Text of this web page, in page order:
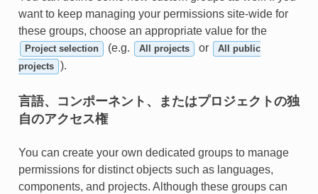
want to keep managing your permissions site-wide for
these groups, choose an appropriate value for the
Project selection (e.g. All projects or
All public
projects
).
言語、コンポーネント、またはプロジェクトの独
自のアクセス権
You can create your own dedicated groups to manage
permissions for distinct objects such as languages,
components, and projects. Although these groups can